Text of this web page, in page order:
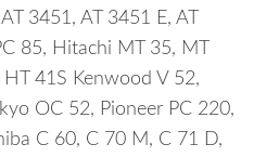
3451, AT 3451 E, AT
85, Hitachi MT 35, MT
41S Kenwood V 52,
OC 52, Pioneer PC 220,
C 60, C 70 M, C 71 D,